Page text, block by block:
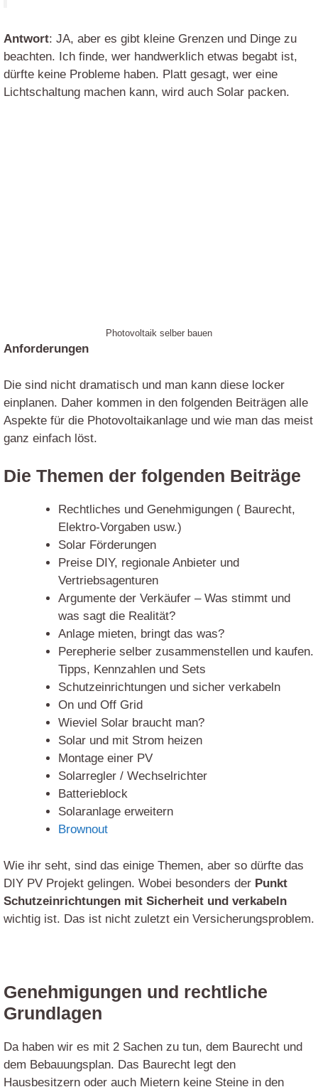
Antwort: JA, aber es gibt kleine Grenzen und Dinge zu
beachten. Ich finde, wer handwerklich etwas begabt ist,
dürfte keine Probleme haben. Platt gesagt, wer eine
Lichtschaltung machen kann, wird auch Solar packen.
Photovoltaik selber bauen
Anforderungen
Die sind nicht dramatisch und man kann diese locker
einplanen. Daher kommen in den folgenden Beiträgen alle
Aspekte für die Photovoltaikanlage und wie man das meist
ganz einfach löst.
Die Themen der folgenden Beiträge
Rechtliches und Genehmigungen ( Baurecht,
Elektro-Vorgaben usw.)
Solar Förderungen
Preise DIY, regionale Anbieter und
Vertriebsagenturen
Argumente der Verkäufer – Was stimmt und
was sagt die Realität?
Anlage mieten, bringt das was?
Perepherie selber zusammenstellen und kaufen.
Tipps, Kennzahlen und Sets
Schutzeinrichtungen und sicher verkabeln
On und Off Grid
Wieviel Solar braucht man?
Solar und mit Strom heizen
Montage einer PV
Solarregler / Wechselrichter
Batterieblock
Solaranlage erweitern
Brownout
Wie ihr seht, sind das einige Themen, aber so dürfte das
DIY PV Projekt gelingen. Wobei besonders der Punkt
Schutzeinrichtungen mit Sicherheit und verkabeln
wichtig ist. Das ist nicht zuletzt ein Versicherungsproblem.
Genehmigungen und rechtliche
Grundlagen
Da haben wir es mit 2 Sachen zu tun, dem Baurecht und
dem Bebauungsplan. Das Baurecht legt den
Hausbesitzern oder auch Mietern keine Steine in den